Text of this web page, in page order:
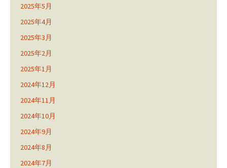
2025年5月
2025年4月
2025年3月
2025年2月
2025年1月
2024年12月
2024年11月
2024年10月
2024年9月
2024年8月
2024年7月